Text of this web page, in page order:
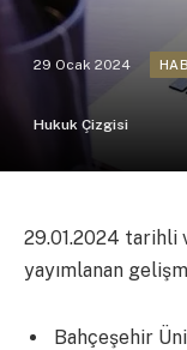
29 Ocak 2024
Hukuk Çizgisi
29.01.2024 tarihli
yayımlanan
Bahçeşehir